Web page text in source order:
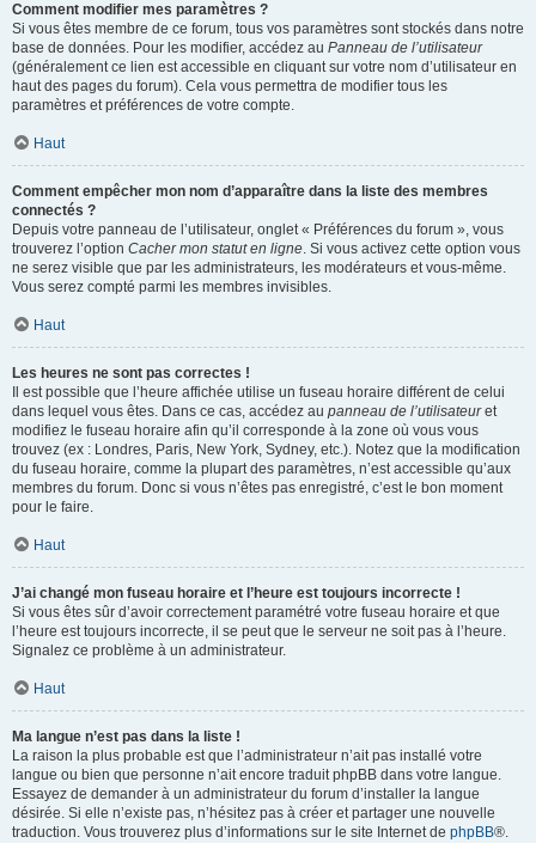
Comment modifier mes paramètres ?
Si vous êtes membre de ce forum, tous vos paramètres sont stockés dans notre
base de données. Pour les modifier, accédez au Panneau de l’utilisateur
(généralement ce lien est accessible en cliquant sur votre nom d’utilisateur en
haut des pages du forum). Cela vous permettra de modifier tous les
paramètres et préférences de votre compte.
Haut
Comment empêcher mon nom d’apparaître dans la liste des membres
connectés ?
Depuis votre panneau de l’utilisateur, onglet « Préférences du forum », vous
trouverez l’option Cacher mon statut en ligne. Si vous activez cette option vous
ne serez visible que par les administrateurs, les modérateurs et vous-même.
Vous serez compté parmi les membres invisibles.
Haut
Les heures ne sont pas correctes !
Il est possible que l’heure affichée utilise un fuseau horaire différent de celui
dans lequel vous êtes. Dans ce cas, accédez au panneau de l’utilisateuret
modifiez le fuseau horaire afin qu’il corresponde à la zone où vous vous
trouvez (ex : Londres, Paris, New York, Sydney, etc.). Notez que la modification
du fuseau horaire, comme la plupart des paramètres, n’est accessible qu’aux
membres du forum. Donc si vous n’êtes pas enregistré, c’est le bon moment
pour le faire.
Haut
J’ai changé mon fuseau horaire et l’heure est toujours incorrecte !
Si vous êtes sûr d’avoir correctement paramétré votre fuseau horaire et que
l’heure est toujours incorrecte, il se peut que le serveur ne soit pas à l’heure.
Signalez ce problème à un administrateur.
Haut
Ma langue n’est pas dans la liste !
La raison la plus probable est que l’administrateur n’ait pas installé votre
langue ou bien que personne n’ait encore traduit phpBB dans votre langue.
Essayez de demander à un administrateur du forum d’installer la langue
désirée. Si elle n’existe pas, n’hésitez pas à créer et partager une nouvelle
traduction. Vous trouverez plus d’informations sur le site Internet de phpBB®.